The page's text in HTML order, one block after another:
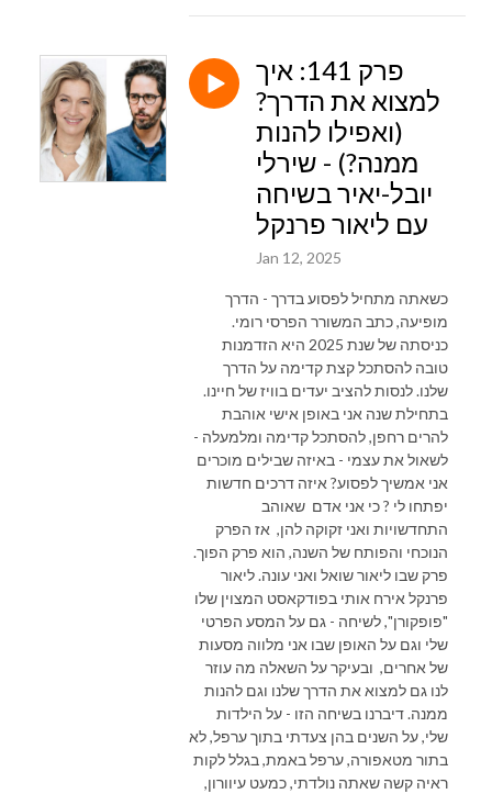
פרק 141: איך
למצוא את הדרך?
(ואפילו להנות
ממנה?) - שירלי
יובל-יאיר בשיחה
עם ליאור פרנקל
Jan 12, 2025
כשאתה מתחיל לפסוע בדרך - הדרך
מופיעה, כתב המשורר הפרסי רומי.
כניסתה של שנת 2025 היא הזדמנות
טובה להסתכל קצת קדימה על הדרך
שלנו. לנסות להציב יעדים בוויז של חיינו.
בתחילת שנה אני באופן אישי אוהבת
להרים רחפן, להסתכל קדימה ומלמעלה -
לשאול את עצמי - באיזה שבילים מוכרים
אני אמשיך לפסוע? איזה דרכים חדשות
יפתחו לי ? כי אני אדם שאוהב
התחדשויות ואני זקוקה להן, אז הפרק
הנוכחי והפותח של השנה, הוא פרק הפוך.
פרק שבו ליאור שואל ואני עונה. ליאור
פרנקל אירח אותי בפודקאסט המצוין שלו
"פופקורן", לשיחה - גם על המסע הפרטי
שלי וגם על האופן שבו אני מלווה מסעות
של אחרים, ובעיקר על השאלה מה עוזר
לנו גם למצוא את הדרך שלנו וגם להנות
ממנה. דיברנו בשיחה הזו - על הילדות
שלי, על השנים בהן צעדתי בתוך ערפל, לא
בתור מטאפורה, ערפל באמת, בגלל לקות
ראיה קשה שאתה נולדתי, כמעט עיוורון,